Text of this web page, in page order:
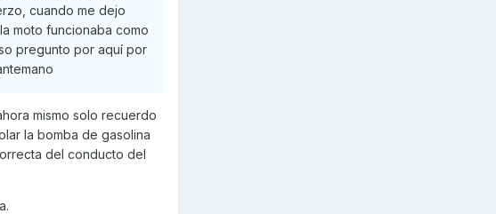
cuando me dejo
moto funcionaba como
pregunto por aquí por
mismo solo recuerdo
la bomba de gasolina
del conducto del